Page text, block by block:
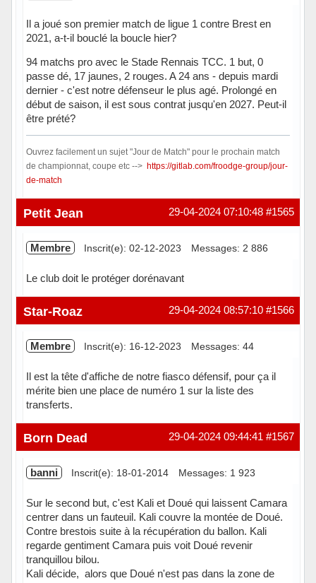
Il a joué son premier match de ligue 1 contre Brest en
2021, a-t-il bouclé la boucle hier?
94 matchs pro avec le Stade Rennais TCC. 1 but, 0
passe dé, 17 jaunes, 2 rouges. A 24 ans - depuis mardi
dernier - c'est notre défenseur le plus agé. Prolongé en
début de saison, il est sous contrat jusqu'en 2027. Peut-il
être prété?
Ouvrez facilement un sujet "Jour de Match" pour le prochain match
de championnat, coupe etc --> https://gitlab.com/froodge-group/jour-
de-match
Hors ligne #1565
29-04-2024 07:10:48
Petit Jean
Membre Inscrit(e): 02-12-2023 Messages: 2 886
Le club doit le protéger dorénavant
Hors ligne #1566
29-04-2024 08:57:10
Star-Roaz
Membre Inscrit(e): 16-12-2023 Messages: 44
Il est la tête d'affiche de notre fiasco défensif, pour ça il
mérite bien une place de numéro 1 sur la liste des
transferts.
Hors ligne #1567
29-04-2024 09:44:41
Born Dead
banni Inscrit(e): 18-01-2014 Messages: 1 923
Sur le second but, c'est Kali et Doué qui laissent Camara
centrer dans un fauteuil. Kali couvre la montée de Doué.
Contre brestois suite à la récupération du ballon. Kali
regarde gentiment Camara puis voit Doué revenir
tranquillou bilou.
Kali décide, alors que Doué n'est pas dans la zone de